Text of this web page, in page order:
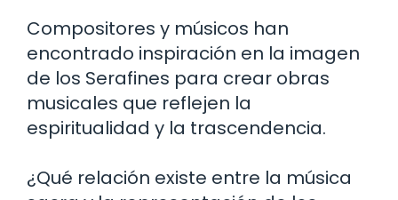
Compositores y músicos han
encontrado inspiración en la imagen
de los Serafines para crear obras
musicales que reflejen la
espiritualidad y la trascendencia.
¿Qué relación existe entre la música